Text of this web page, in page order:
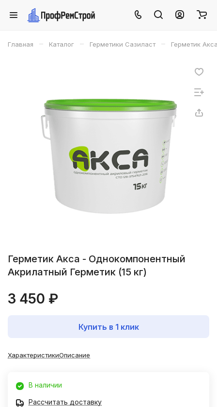
Главная – Каталог – Герметики Сазиласт – Герметик
Герметик Акса - Однокомпонентный
Акрилатный Герметик (15 кг)
3 450 ₽
Купить в 1 клик
ХарактеристикиОписание
В наличии
Рассчитать доставку